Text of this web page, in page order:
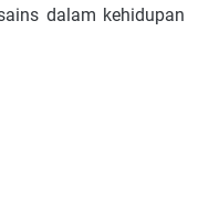
dalam kehidupan